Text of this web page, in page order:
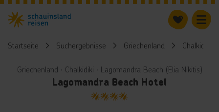
Startseite Suchergebnisse Griechenland Chalkidiki
Griechenland ∙ Chalkidiki ∙ Lagomandra Beach (Elia Nikitis)
Lagomandra Beach Hotel
4